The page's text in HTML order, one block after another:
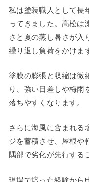
私は塗装職人として長
ってきました。高松は
さと夏の蒸し暑さが入
繰り返し負荷をかけま
塗膜の膨張と収縮は微
り、強い日差しや梅雨
落ちやすくなります。
さらに海風に含まれる
ジを蓄積させ、屋根や
隅部で劣化が先行する
現場で培った経験から